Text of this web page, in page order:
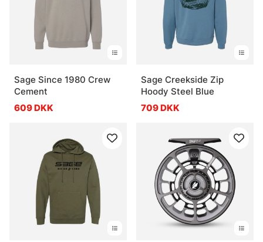
Sage Since 1980 Crew
Cement
609 DKK
Sage Creekside Zip
Hoody Steel Blue
709 DKK